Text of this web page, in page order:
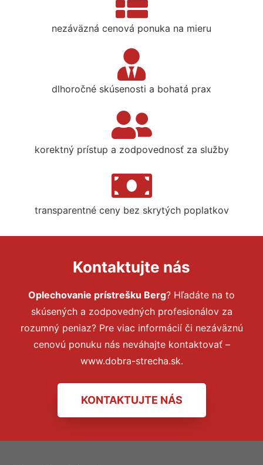
nezáväzná cenová ponuka na mieru
dlhoročné skúsenosti a bohatá prax
korektný prístup a zodpovednosť za služby
transparentné ceny bez skrytých poplatkov
Kontaktujte nás
Oplechovanie prístrešku Berg? Hľadáte na to
skúsených a zodpovedných profesionálov za
rozumný peniaz? Pre viac informácií či nezáväznú
cenovú ponuku nás neváhajte kontaktovať –
www.dobra-strecha.sk.
KONTAKTUJTE NÁS